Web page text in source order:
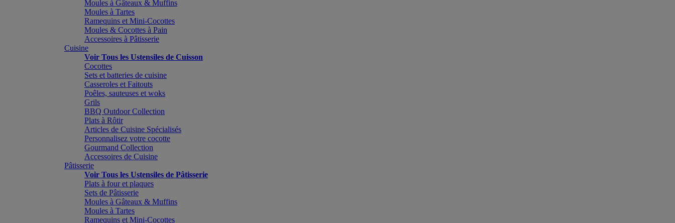
Moules à Gâteaux & Muffins
Moules à Tartes
Ramequins et Mini-Cocottes
Moules & Cocottes à Pain
Accessoires à Pâtisserie
Cuisine
Voir Tous les Ustensiles de Cuisson
Cocottes
Sets et batteries de cuisine
Casseroles et Faitouts
Poêles, sauteuses et woks
Grils
BBQ Outdoor Collection
Plats à Rôtir
Articles de Cuisine Spécialisés
Personnalisez votre cocotte
Gourmand Collection
Accessoires de Cuisine
Pâtisserie
Voir Tous les Ustensiles de Pâtisserie
Plats à four et plaques
Sets de Pâtisserie
Moules à Gâteaux & Muffins
Moules à Tartes
Ramequins et Mini-Cocottes